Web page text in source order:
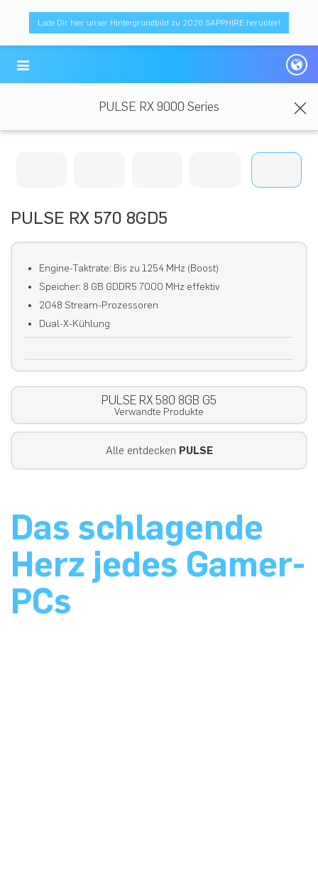
Lade Dir hier unser Hintergrundbild zu 2026 SAPPHIRE herunter!
PULSE RX 9000 Series
PULSE RX 570 8GD5
Engine-Taktrate: Bis zu 1254 MHz (Boost)
Speicher: 8 GB GDDR5 7000 MHz effektiv
2048 Stream-Prozessoren
Dual-X-Kühlung
PULSE RX 580 8GB G5
Verwandte Produkte
Alle entdecken PULSE
Das schlagende
Herz jedes Gamer-
PCs